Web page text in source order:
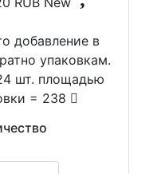
добавление в
упаковкам.
шт. площадью
= 238